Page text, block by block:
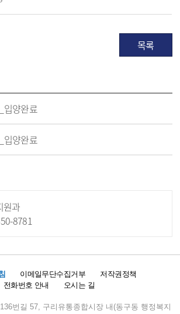
목록
입양완료
입양완료
원과
8781
이메일무단수집거부
저작권정책
전화번호 안내
오시는 길
번길 57, 구리유통종합시장 내(동구동 행정복지